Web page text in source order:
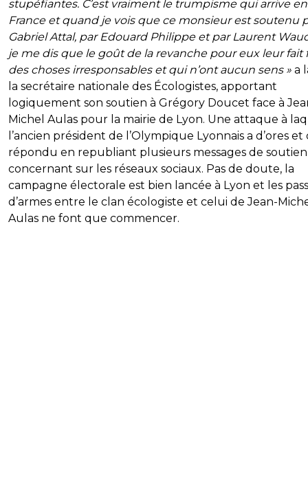
stupéfiantes. C’est vraiment le trumpisme qui arrive en
France et quand je vois que ce monsieur est soutenu
Gabriel Attal, par Edouard Philippe et par Laurent
je me dis que le goût de la revanche pour eux leur fait
des choses irresponsables et qui n’ont aucun sens » a
la secrétaire nationale des Écologistes, apportant
logiquement son soutien à Grégory Doucet face à
Michel Aulas pour la mairie de Lyon. Une attaque à
l’ancien président de l’Olympique Lyonnais a d’ores et
répondu en republiant plusieurs messages de
concernant sur les réseaux sociaux. Pas de doute, la
campagne électorale est bien lancée à Lyon et les
d’armes entre le clan écologiste et celui de Jean-
Aulas ne font que commencer.